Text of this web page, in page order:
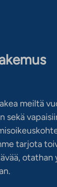
meiltä
sekä
tarjota